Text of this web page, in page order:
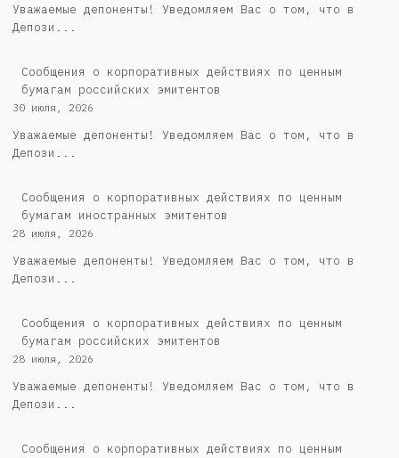
Уважаемые депоненты! Уведомляем Вас о том, что в
Депози...
Cообщения о корпоративных действиях по ценным
бумагам российских эмитентов
30 июля, 2026
Уважаемые депоненты! Уведомляем Вас о том, что в
Депози...
Сообщения о корпоративных действиях по ценным
бумагам иностранных эмитентов
28 июля, 2026
Уважаемые депоненты! Уведомляем Вас о том, что в
Депози...
Cообщения о корпоративных действиях по ценным
бумагам российских эмитентов
28 июля, 2026
Уважаемые депоненты! Уведомляем Вас о том, что в
Депози...
Сообщения о корпоративных действиях по ценным